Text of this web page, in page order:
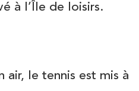
à l’Île de loisirs.
air, le tennis est mis à